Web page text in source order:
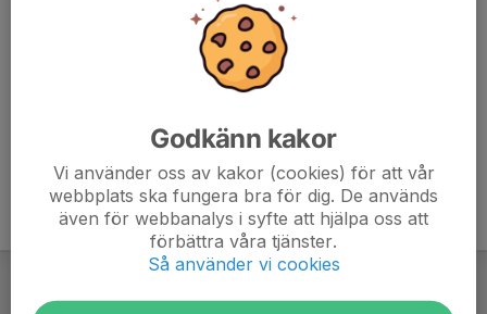
Godkänn kakor
Vi använder oss av kakor (cookies) för att vår
webbplats ska fungera bra för dig. De används
även för webbanalys i syfte att hjälpa oss att
förbättra våra tjänster.
Så använder vi cookies